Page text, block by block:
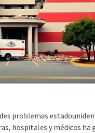
problemas
hospitales y médicos ha